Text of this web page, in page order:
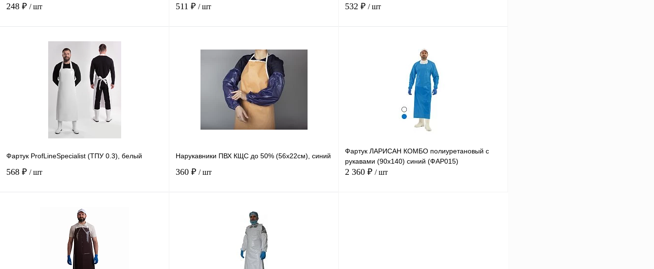
248 ₽ / шт
В корзину
Купить в
В избранное
наличии
511 ₽ / шт
Купить в
В избранное
наличии
532 ₽ / шт
Купить в
В избранное
Фартук ProfLineSpecialist (ТПУ 0.3), белый
568 ₽ / шт
Купить в
В избранное
Нарукавники ПВХ КЩС до 50% (56х22см), синий
360 ₽ / шт
Купить в
В избранное
Фартук ЛАРИСАН КОМБО полиуретановый с
рукавами (90х140) синий (ФАР015)
2 360 ₽ / шт